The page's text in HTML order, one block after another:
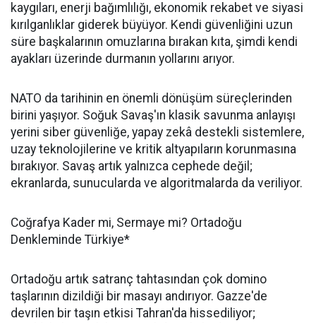
kaygıları, enerji bağımlılığı, ekonomik rekabet ve siyasi
kırılganlıklar giderek büyüyor. Kendi güvenliğini uzun
süre başkalarının omuzlarına bırakan kıta, şimdi kendi
ayakları üzerinde durmanın yollarını arıyor.
NATO da tarihinin en önemli dönüşüm süreçlerinden
birini yaşıyor. Soğuk Savaş'ın klasik savunma anlayışı
yerini siber güvenliğe, yapay zekâ destekli sistemlere,
uzay teknolojilerine ve kritik altyapıların korunmasına
bırakıyor. Savaş artık yalnızca cephede değil;
ekranlarda, sunucularda ve algoritmalarda da veriliyor.
Coğrafya Kader mi, Sermaye mi? Ortadoğu
Denkleminde Türkiye*
Ortadoğu artık satranç tahtasından çok domino
taşlarının dizildiği bir masayı andırıyor. Gazze'de
devrilen bir taşın etkisi Tahran'da hissediliyor;